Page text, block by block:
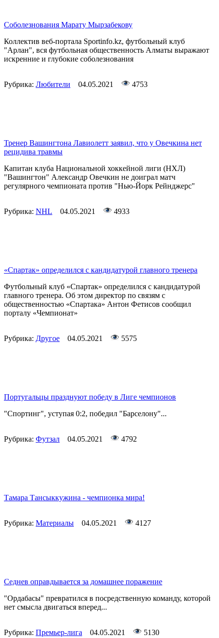
Соболезнования Марату Мырзабекову
Коллектив веб-портала Sportinfo.kz, футбольный клуб
"Арлан", вся футбольная общественность Алматы выражают
искренние и глубокие соболезнования
Рубрика: Любители 04.05.2021 4753
Тренер Вашингтона Лавиолетт заявил, что у Овечкина нет
рецидива травмы
Капитан клуба Национальной хоккейной лиги (НХЛ)
"Вашингтон" Александр Овечкин не доиграл матч
регулярного чемпионата против "Нью-Йорк Рейнджерс"
Рубрика: NHL 04.05.2021 4933
«Спартак» определился с кандидатурой главного тренера
Футбольный клуб «Спартак» определился с кандидатурой
главного тренера. Об этом директор по связям с
общественностью «Спартака» Антон Фетисов сообщил
порталу «Чемпионат»
Рубрика: Другое 04.05.2021 5575
Португальцы празднуют победу в Лиге чемпионов
"Спортинг", уступая 0:2, победил "Барселону"...
Рубрика: Футзал 04.05.2021 4792
Тамара Тансыккужина - чемпионка мира!
Рубрика: Материалы 04.05.2021 4127
Седнев оправдывается за домашнее поражение
"Ордабасы" превратился в посредственную команду, которой
нет смысла двигаться вперед...
Рубрика: Премьер-лига 04.05.2021 5130